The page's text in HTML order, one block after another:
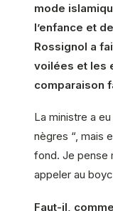
mode
l’enfance et
Rossignol a
voilées et les
comparaison
La ministre a
nègres “, mais
fond. Je pense
appeler au
Faut-il,